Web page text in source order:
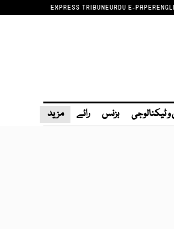
EXPRESS TRIBUNEURDU E-PAPER
ٹیکنالوجی بزنس رائے مزید